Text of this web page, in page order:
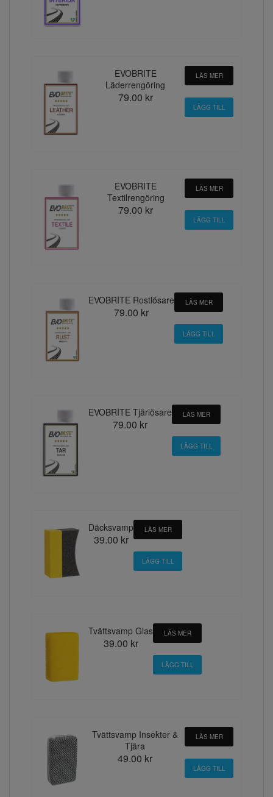
EVOBRITE
Läderrengöring
79.00 kr
LÄS MER
EVOBRITE
Textilrengöring
79.00 kr
LÄS MER
EVOBRITE Rostlösare
79.00 kr
LÄS MER
EVOBRITE Tjärlösare
79.00 kr
LÄS MER
Däcksvamp
39.00 kr
LÄS MER
Tvättsvamp Glas
39.00 kr
LÄS MER
Tvättsvamp Insekter &
Tjära
49.00 kr
LÄS MER